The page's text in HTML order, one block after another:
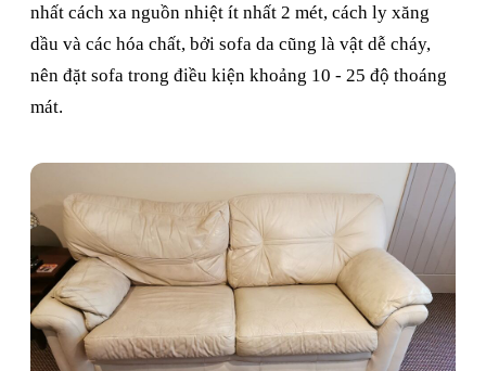
nhất cách xa nguồn nhiệt ít nhất 2 mét, cách ly xăng
dầu và các hóa chất, bởi sofa da cũng là vật dễ cháy,
nên đặt sofa trong điều kiện khoảng 10 - 25 độ thoáng
mát.